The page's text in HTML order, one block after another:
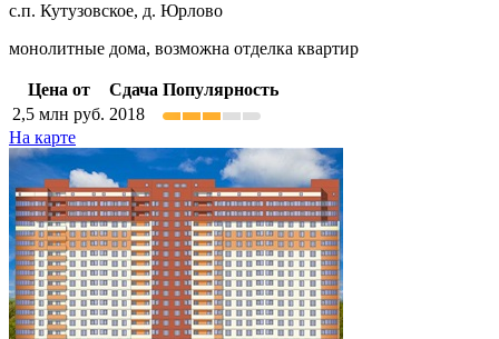
с.п. Кутузовское, д. Юрлово
монолитные дома, возможна отделка квартир
Цена от Сдача Популярность
2,5 млн руб. 2018
На карте